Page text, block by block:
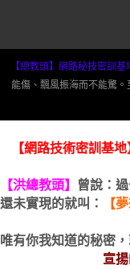
【總教頭】網路秘技密訓基
能傷、飄風振海而不能驚
【網路技術密訓基地
【洪總教頭】 曾說：
還未實現的就叫：
【
唯有你我知道的秘密
宣